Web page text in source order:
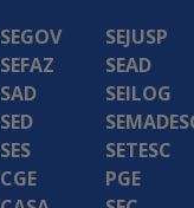
SEGOV
SEFAZ
SAD
SED
SES
CGE
SEJUSP
SEAD
SEILOG
SETESC
PGE